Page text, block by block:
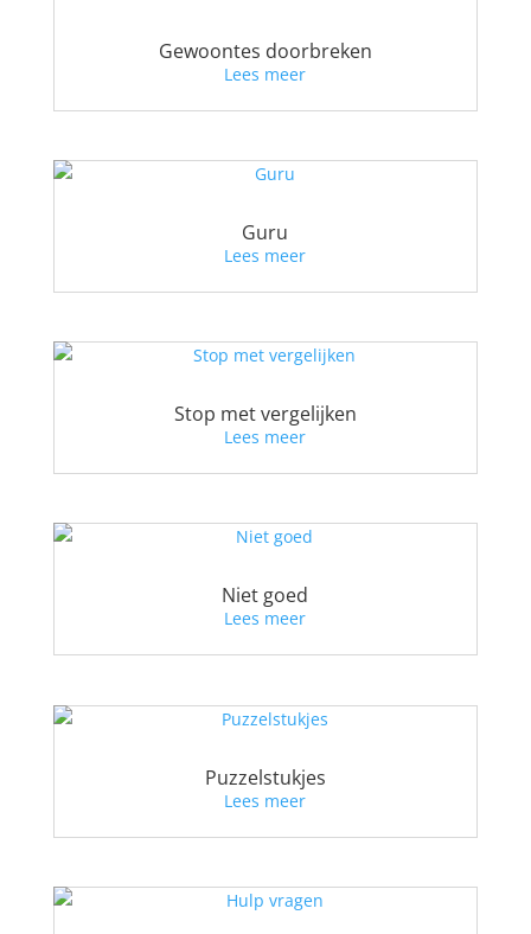
Gewoontes doorbreken
Lees meer
Guru
Lees meer
Stop met vergelijken
Lees meer
Niet goed
Lees meer
Puzzelstukjes
Lees meer